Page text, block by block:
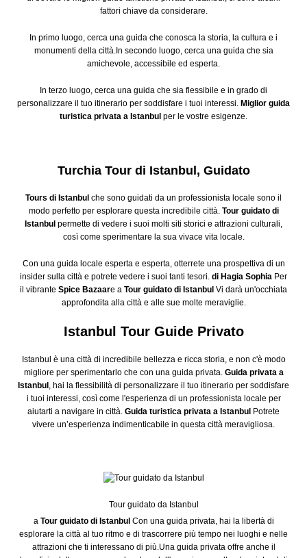
fattori chiave da considerare.
In primo luogo, cerca una guida che conosca la storia, la cultura e i
monumenti della città.In secondo luogo, cerca una guida che sia
amichevole, accessibile ed esperta.
In terzo luogo, cerca una guida che sia flessibile e in grado di
personalizzare il tuo itinerario per soddisfare i tuoi interessi. Miglior guida
turistica privata a Istanbul per le vostre esigenze.
Turchia Tour di Istanbul, Guidato
Tours di Istanbul che sono guidati da un professionista locale sono il
modo perfetto per esplorare questa incredibile città. Tour guidato di
Istanbul permette di vedere i suoi molti siti storici e attrazioni culturali,
così come sperimentare la sua vivace vita locale.
Con una guida locale esperta e esperta, otterrete una prospettiva di un
insider sulla città e potrete vedere i suoi tanti tesori. di Hagia Sophia Per
il vibrante Spice Bazaare a Tour guidato di Istanbul Vi darà un'occhiata
approfondita alla città e alle sue molte meraviglie.
Istanbul Tour Guide Privato
Istanbul è una città di incredibile bellezza e ricca storia, e non c'è modo
migliore per sperimentarlo che con una guida privata. Guida privata a
Istanbul , hai la flessibilità di personalizzare il tuo itinerario per soddisfare
i tuoi interessi, così come l'esperienza di un professionista locale per
aiutarti a navigare in città. Guida turistica privata a Istanbul Potrete
vivere un’esperienza indimenticabile in questa città meravigliosa.
Tour guidato da Istanbul
a Tour guidato di Istanbul Con una guida privata, hai la libertà di
esplorare la città al tuo ritmo e di trascorrere più tempo nei luoghi e nelle
attrazioni che ti interessano di più.Una guida privata offre anche il